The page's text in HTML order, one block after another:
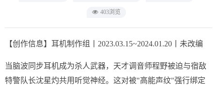
403浏览
【创作信息】耳机制作组丨2023.03.15~2024.01.20丨未改编
当脑波同步耳机成为杀人武器，天才调音师程野被迫与宿敌
特警队长沈星灼共用听觉神经。这对被"高能声纹"强行绑定